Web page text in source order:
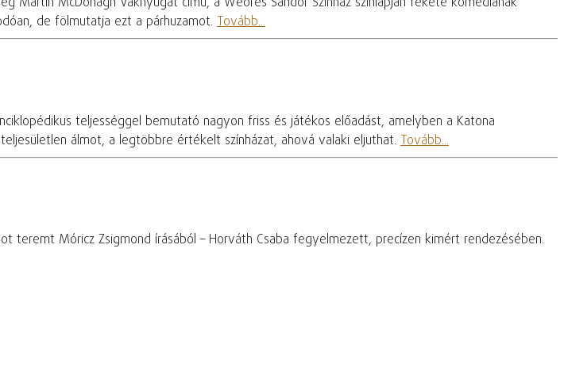
de fölmutatja ezt a párhuzamot. Tovább...
teljességgel bemutató nagyon friss és játékos előadást, amelyben a Katona
álmot, a legtöbbre értékelt színházat, ahová valaki eljuthat. Tovább...
teremt Móricz Zsigmond írásából – Horváth Csaba fegyelmezett, precízen kimért rendezésében.